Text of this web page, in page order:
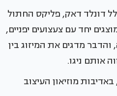
דונלד דאק, פליקס החתול
יחד עם צעצועים יפניים,
והדבר מדגים את המיזוג בין
אותם ניגו.